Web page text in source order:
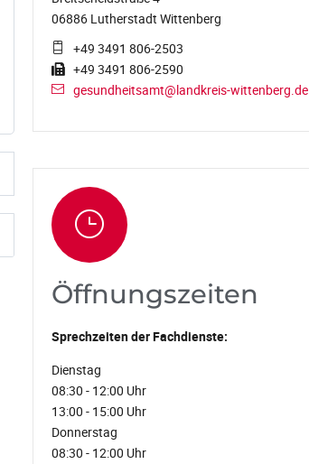
06886 Lutherstadt Wittenberg
+49 3491 806-2503
+49 3491 806-2590
gesundheitsamt@landkreis-wittenberg.de
Öffnungszeiten
Sprechzeiten der Fachdienste:
Dienstag
08:30 - 12:00 Uhr
13:00 - 15:00 Uhr
Donnerstag
08:30 - 12:00 Uhr